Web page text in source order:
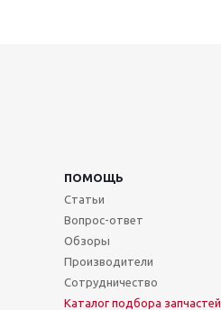
ПОМОЩЬ
Статьи
Вопрос-ответ
Обзоры
Производители
Сотрудничество
Каталог подбора запчастей